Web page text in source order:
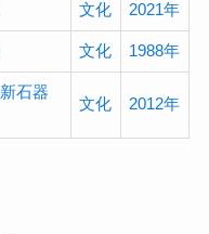
文化 2021年
文化 1988年
石器
文化 2012年